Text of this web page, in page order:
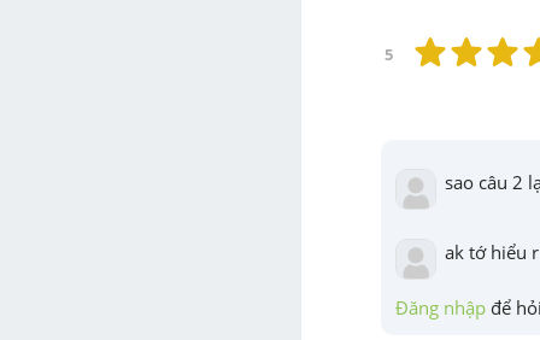
5
sao câu 2
ak tớ hiểu r
Đăng nhập để